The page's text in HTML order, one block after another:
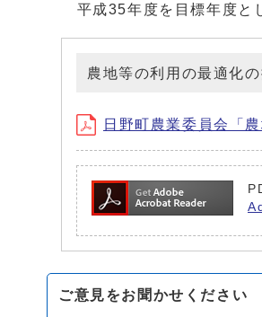
平成35年度を目標年度と
農地等の利用の最適化
日野町農業委員会「
ご意見をお聞かせください